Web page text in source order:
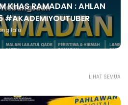
KHAS RAMADAN : AHLAN
lalu
LIHAT SEMUA